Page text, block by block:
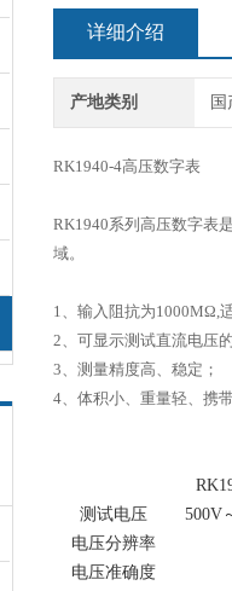
详细介绍
产地类别 国
RK1940-4高压数字表
RK1940系列高压数字表
域。
1、输入阻抗为1000MΩ,
2、可显示测试直流电压
3、测量精度高、稳定；
4、体积小、重量轻、携
测试电压
500V
电压分辨率
电压准确度